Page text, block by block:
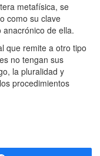
metafísica, se
como su clave
de ella.
que remite a otro tipo
no tengan sus
la pluralidad y
procedimientos